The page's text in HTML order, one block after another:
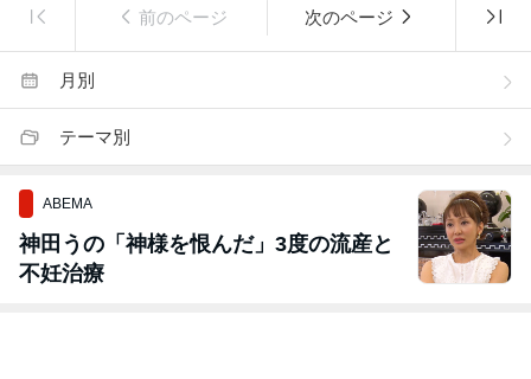
前のページ 次のページ
月別
テーマ別
ABEMA
神田うの「神様を恨んだ」3度の流産と
不妊治療